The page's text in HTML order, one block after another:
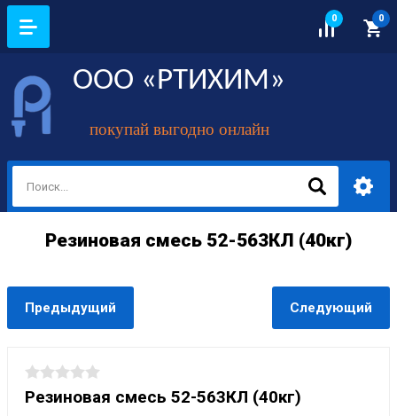
0 0
ООО «РТИХИМ»
покупай выгодно онлайн
Резиновая смесь 52-563КЛ (40кг)
Предыдущий Следующий
Резиновая смесь 52-563КЛ (40кг)